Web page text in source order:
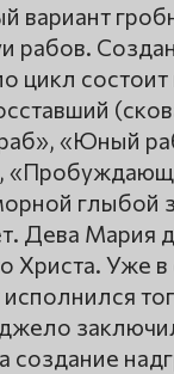
вариант
рабов.
цикл
«Юный
глыбой
Дева Мария
Христа. Уже
создание